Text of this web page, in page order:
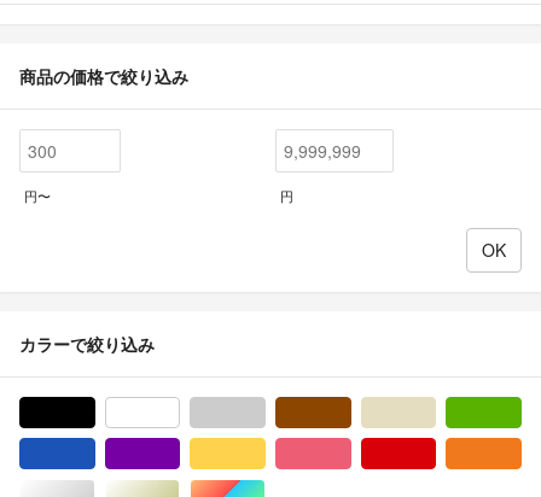
商品の価格で絞り込み
円〜 円
カラーで絞り込み